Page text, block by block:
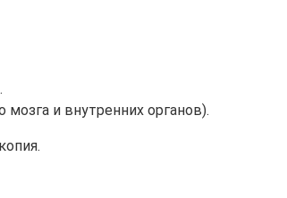
и внутренних органов).